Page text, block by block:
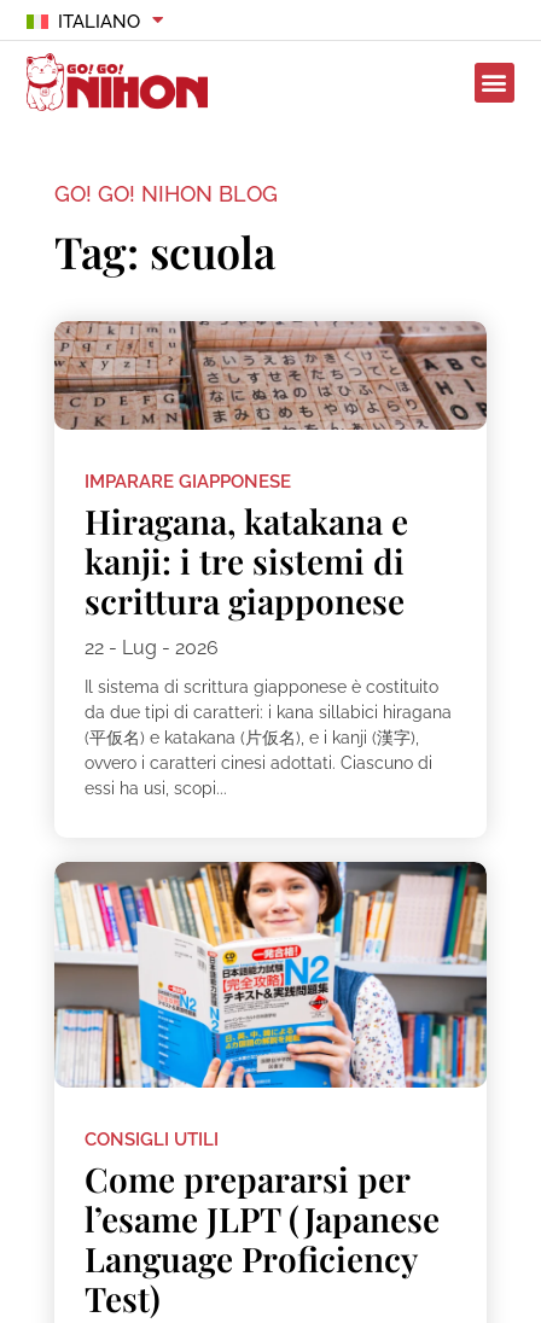
ITALIANO
GO! GO! NIHON BLOG
Tag: scuola
IMPARARE GIAPPONESE
Hiragana, katakana e
kanji: i tre sistemi di
scrittura giapponese
22 - Lug - 2026
Il sistema di scrittura giapponese è costituito
da due tipi di caratteri: i kana sillabici hiragana
(平仮名) e katakana (片仮名), e i kanji (漢字),
ovvero i caratteri cinesi adottati. Ciascuno di
essi ha usi, scopi...
CONSIGLI UTILI
Come prepararsi per
l’esame JLPT (Japanese
Language Proficiency
Test)